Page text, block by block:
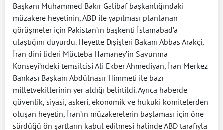
Başkanı Muhammed Bakır Galibaf başkanlığındaki
müzakere heyetinin, ABD ile yapılması planlanan
görüşmeler için Pakistan’ın başkenti İslamabad’a
ulaştığını duyurdu. Heyette Dışişleri Bakanı Abbas Arakçi,
İran dini lideri Mücteba Hamaney’in Savunma
Konseyi’ndeki temsilcisi Ali Ekber Ahmediyan, İran Merkez
Bankası Başkanı Abdülnasır Himmeti ile bazı
milletvekillerinin yer aldığı belirtildi. Ayrıca haberde
güvenlik, siyasi, askeri, ekonomik ve hukuki komitelerden
oluşan heyetin, İran’ın müzakerelerin başlaması için öne
sürdüğü ön şartların kabul edilmesi halinde ABD tarafıyla